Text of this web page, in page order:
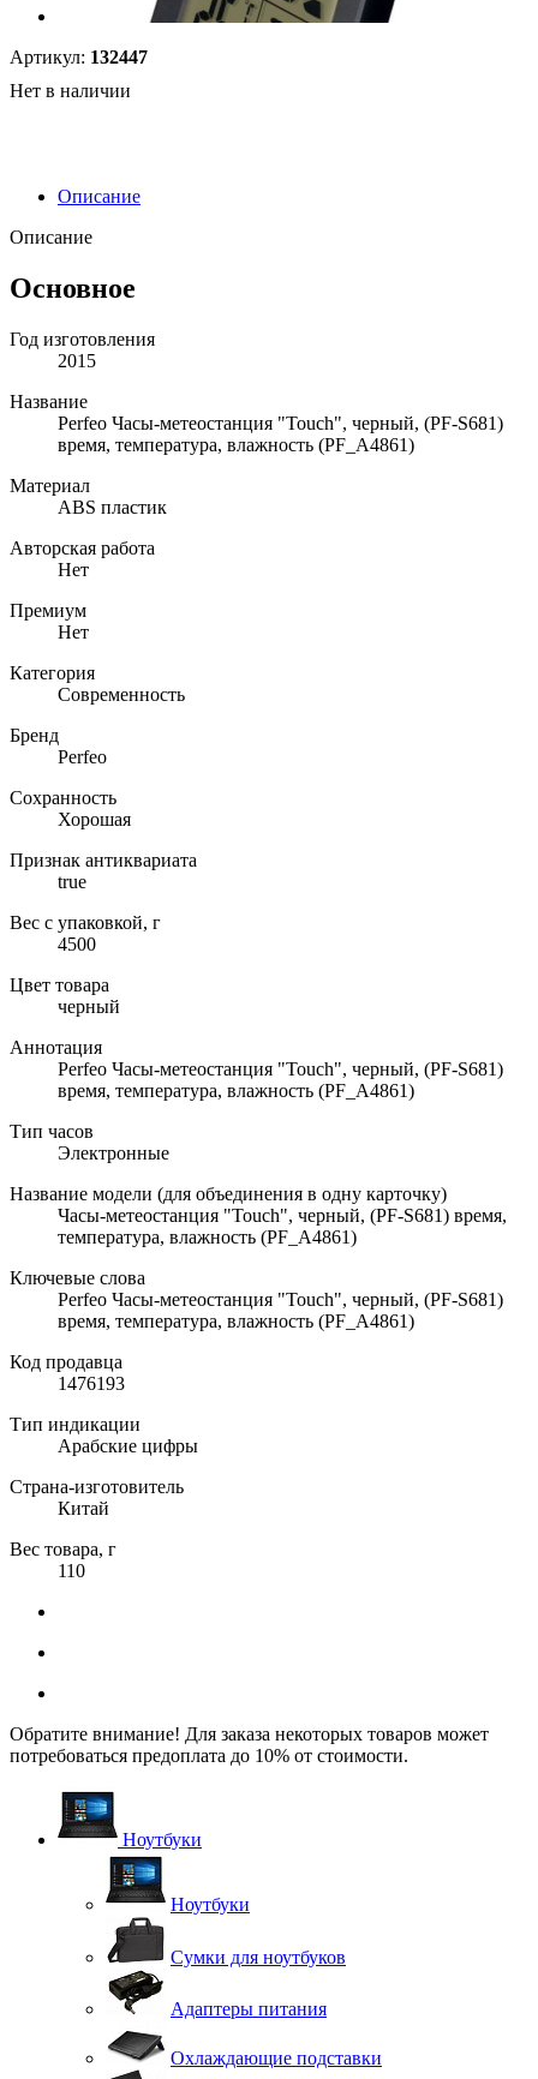
Артикул: 132447
Нет в наличии
Описание
Описание
Основное
Год изготовления
2015
Название
Perfeo Часы-метеостанция "Touch", черный, (PF-S681)
время, температура, влажность (PF_A4861)
Материал
ABS пластик
Авторская работа
Нет
Премиум
Нет
Категория
Современность
Бренд
Perfeo
Сохранность
Хорошая
Признак антиквариата
true
Вес с упаковкой, г
4500
Цвет товара
черный
Аннотация
Perfeo Часы-метеостанция "Touch", черный, (PF-S681)
время, температура, влажность (PF_A4861)
Тип часов
Электронные
Название модели (для объединения в одну карточку)
Часы-метеостанция "Touch", черный, (PF-S681) время,
температура, влажность (PF_A4861)
Ключевые слова
Perfeo Часы-метеостанция "Touch", черный, (PF-S681)
время, температура, влажность (PF_A4861)
Код продавца
1476193
Тип индикации
Арабские цифры
Страна-изготовитель
Китай
Вес товара, г
110
Обратите внимание! Для заказа некоторых товаров может
потребоваться предоплата до 10% от стоимости.
Ноутбуки
Ноутбуки
Сумки для ноутбуков
Адаптеры питания
Охлаждающие подставки